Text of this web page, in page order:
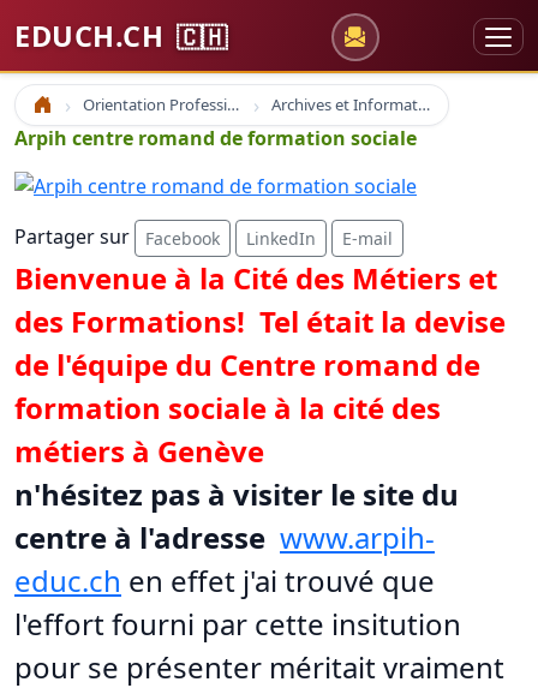
EDUCH.CH 🇨🇭
Accueil Orientation Professionnelle Archives et Informations Educh.ch
Arpih centre romand de formation sociale
Partager sur Facebook LinkedIn E-mail
Bienvenue à la Cité des Métiers et
des Formations! Tel était la devise
de l'équipe du Centre romand de
formation sociale à la cité des
métiers à Genève
n'hésitez pas à visiter le site du
centre à l'adresse www.arpih-
educ.ch en effet j'ai trouvé que
l'effort fourni par cette insitution
pour se présenter méritait vraiment